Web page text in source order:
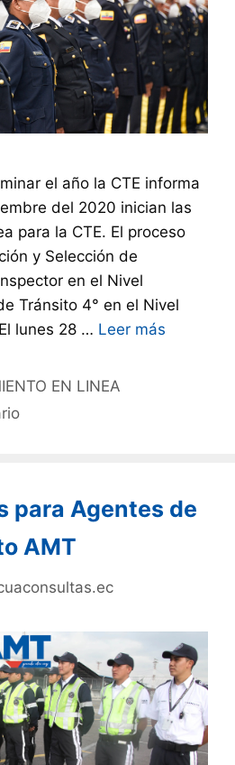
el año la CTE informa
del 2020 inician las
para la CTE. El proceso
y Selección de
en el Nivel
Tránsito 4° en el Nivel
lunes 28 … Leer más
EN LINEA
para Agentes de
AMT